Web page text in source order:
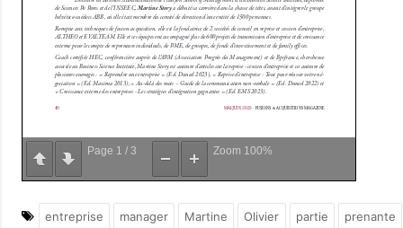
Page 1 / 3 Zoom 100%
entreprise manager
Martine
Olivier
partie prenante